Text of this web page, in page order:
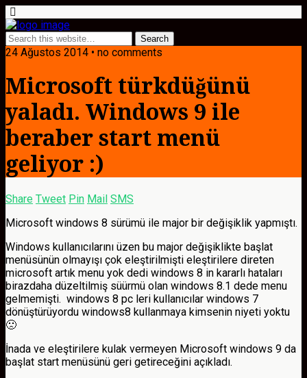
24 Ağustos 2014 • no comments
Microsoft türkdüğünü
yaladı. Windows 9 ile
beraber start menü
geliyor :)
Share Tweet Pin Mail SMS
Microsoft windows 8 sürümü ile major bir değişiklik yapmıştı.
Windows kullanıcılarını üzen bu major değişiklikte başlat
menüsünün olmayışı çok eleştirilmişti eleştirilere direten
microsoft artık menu yok dedi windows 8 in kararlı hataları
birazdaha düzeltilmiş süürmü olan windows 8.1 dede menu
gelmemişti. windows 8 pc leri kullanıcılar windows 7
dönüştürüyordu windows8 kullanmaya kimsenin niyeti yoktu
🙁
İnada ve eleştirilere kulak vermeyen Microsoft windows 9 da
başlat start menüsünü geri getireceğini açıkladı.